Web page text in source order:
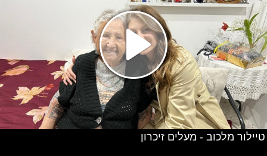
טיילור מלכוב - מעלים זיכרון